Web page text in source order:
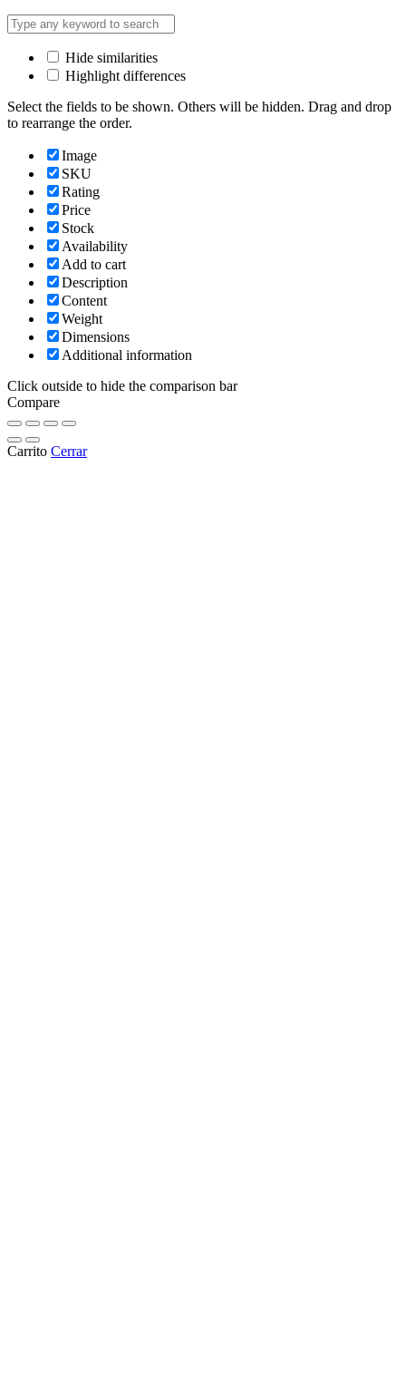
Hide similarities
Highlight differences
Select the fields to be shown. Others will be hidden. Drag and drop
to rearrange the order.
Image
SKU
Rating
Price
Stock
Availability
Add to cart
Description
Content
Weight
Dimensions
Additional information
Click outside to hide the comparison bar
Compare
Carrito Cerrar